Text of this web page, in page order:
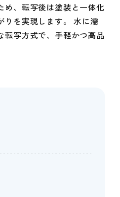
め、転写後は塗装と一体化
りを実現します。 水に濡
転写方式で、手軽かつ高品